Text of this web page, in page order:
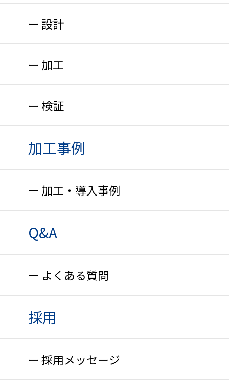
設計
加工
検証
加工事例
加工・導入事例
Q&A
よくある質問
採用
採用メッセージ